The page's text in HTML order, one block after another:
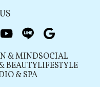
youtubeline
& MINDSOCIAL
BEAUTYLIFESTYLE
& SPA